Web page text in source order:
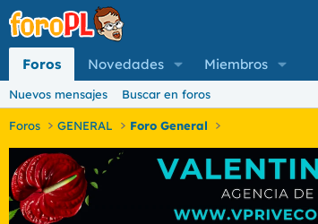
Foros Novedades Miembros
Nuevos mensajes Buscar en foros
Foros GENERAL Foro General